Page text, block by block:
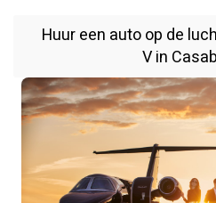
Huur een auto op de
V in